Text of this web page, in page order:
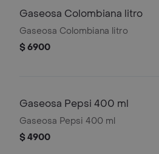
Gaseosa Colombiana litro
Gaseosa Colombiana litro
$ 6900
Gaseosa Pepsi 400 ml
Gaseosa Pepsi 400 ml
$ 4900